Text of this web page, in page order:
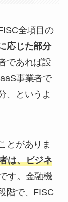
全項目の
応じた部分
であれば設
事業者で
、というよ
とがありま
は、ビジネ
す。金融機
階で、FISC